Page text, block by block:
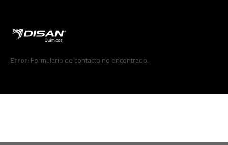
Error:Formulario de contacto no encontrado.